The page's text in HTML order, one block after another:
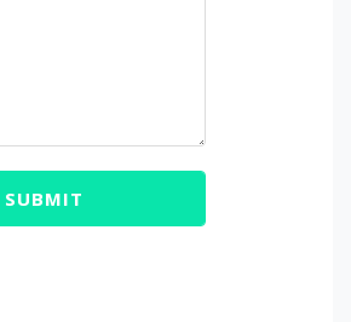
SUBMIT